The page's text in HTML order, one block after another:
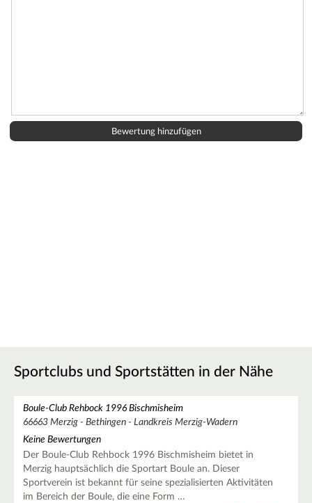
Sportclubs und Sportstätten in der Nähe
Boule-Club Rehbock 1996 Bischmisheim
66663 Merzig - Bethingen - Landkreis Merzig-Wadern
Keine Bewertungen
Der Boule-Club Rehbock 1996 Bischmisheim bietet in
Merzig hauptsächlich die Sportart Boule an. Dieser
Sportverein ist bekannt für seine spezialisierten Aktivitäten
im Bereich der Boule, die eine Form …